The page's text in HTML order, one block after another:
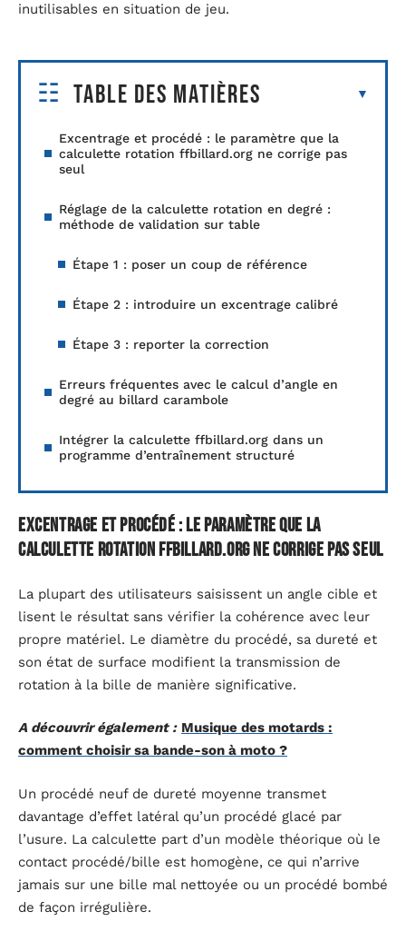
inutilisables en situation de jeu.
Table des matières
Excentrage et procédé : le paramètre que la
calculette rotation ffbillard.org ne corrige pas
seul
Réglage de la calculette rotation en degré :
méthode de validation sur table
Étape 1 : poser un coup de référence
Étape 2 : introduire un excentrage calibré
Étape 3 : reporter la correction
Erreurs fréquentes avec le calcul d’angle en
degré au billard carambole
Intégrer la calculette ffbillard.org dans un
programme d’entraînement structuré
Excentrage et procédé : le paramètre que la
calculette rotation ffbillard.org ne corrige pas seul
La plupart des utilisateurs saisissent un angle cible et
lisent le résultat sans vérifier la cohérence avec leur
propre matériel. Le diamètre du procédé, sa dureté et
son état de surface modifient la transmission de
rotation à la bille de manière significative.
A découvrir également : Musique des motards :
comment choisir sa bande-son à moto ?
Un procédé neuf de dureté moyenne transmet
davantage d’effet latéral qu’un procédé glacé par
l’usure. La calculette part d’un modèle théorique où le
contact procédé/bille est homogène, ce qui n’arrive
jamais sur une bille mal nettoyée ou un procédé bombé
de façon irrégulière.